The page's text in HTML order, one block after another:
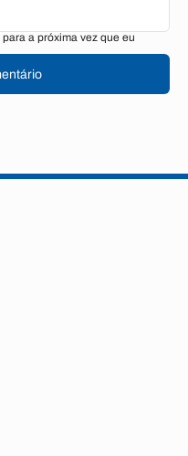
a próxima vez que eu